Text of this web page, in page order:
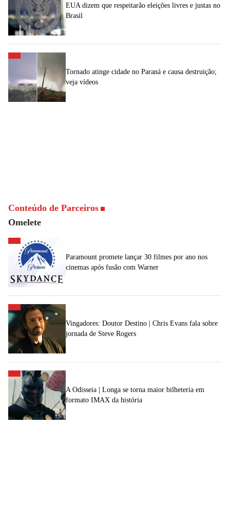
EUA dizem que respeitarão eleições livres e justas no
Brasil
Tornado atinge cidade no Paraná e causa destruição;
veja vídeos
Conteúdo de Parceiros
Omelete
Paramount promete lançar 30 filmes por ano nos
cinemas após fusão com Warner
Vingadores: Doutor Destino | Chris Evans fala sobre
jornada de Steve Rogers
A Odisseia | Longa se torna maior bilheteria em
formato IMAX da história